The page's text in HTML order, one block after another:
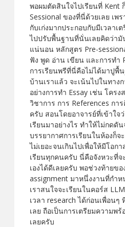
พอผมตัดสินใจไปเรียนที่ Kent
Sessional ของที่นี่ด้วยเลย เพ
กับเก่งมากประกอบกับมีเวลาเ
ไปปรับพื้นฐานที่นั่นเลยคิดว่ามั
แน่นอน หลักสูตร Pre-
ฟัง พูด อ่าน เขียน และการทำ
การเรียนพรีที่นี่คือไม่ได้มาปูพื้
บ้านเราแล้ว จะเน้นไปในทา
อย่างการทำ Essay เช่น โครง
วิชาการ การ References กา
ครับ สอนโดยอาจารย์ที่เข้าใจ
เรียนมาอย่างไร ทำให้ไม่กดดั
บรรยากาศการเรียนในห้องก็จ
ไม่เยอะจนเกินไปเพื่อให้มีโอก
เรียนทุกคนครับ นี่คือจังหวะที่
เองได้ดีเลยครับ พอช่วงท้ายขอ
assignment มาหนึ่งงานที่กำ
เราสนใจจะเรียนในคอร์ส
เวลา research ได้ก่อนเพื่อนๆ
เลย ถือเป็นการเตรียมความพ
เลยครับ